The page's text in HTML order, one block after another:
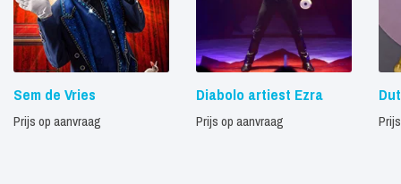
Sem de Vries
Prijs op aanvraag
Diabolo artiest Ezra
Prijs op aanvraag